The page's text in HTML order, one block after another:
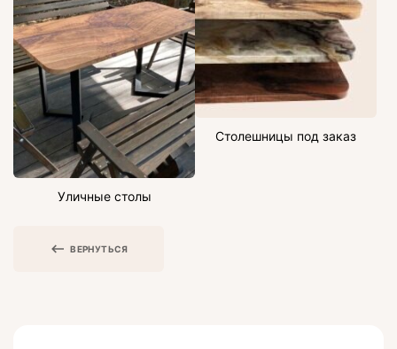
Уличные столы
Столешницы под заказ
ВЕРНУТЬСЯ